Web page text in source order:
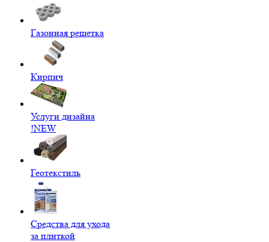
Газонная решетка
Кирпич
Услуги дизайна
!NEW
Геотекстиль
Средства для ухода
за плиткой